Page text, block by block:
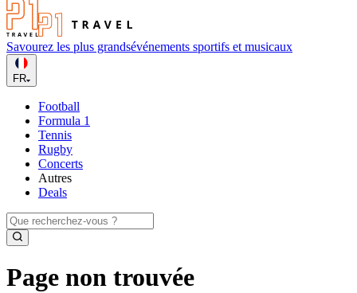
Savourez les plus grandsévénements sportifs et musicaux
FR
Football
Formula 1
Tennis
Rugby
Concerts
Autres
Deals
Page non trouvée